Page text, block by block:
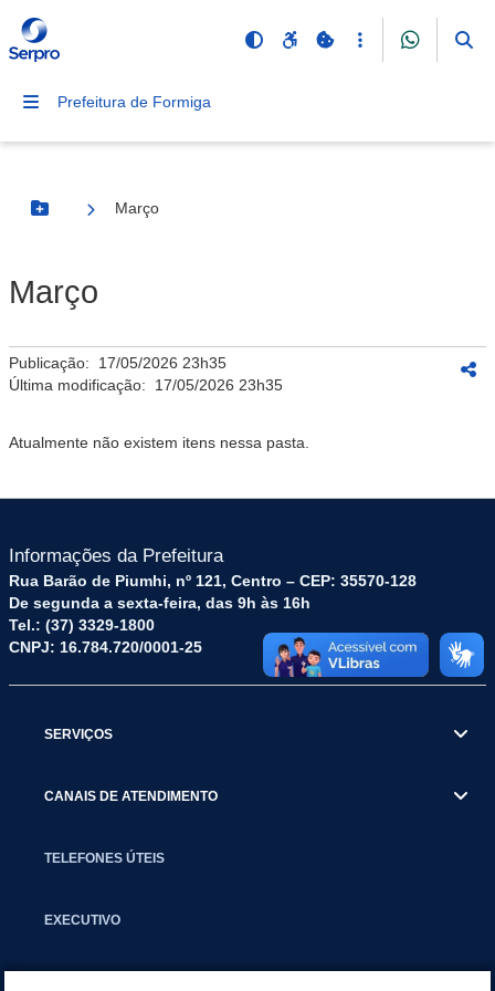
Prefeitura de Formiga
Botão Menu
Março
Março
Publicação: 17/05/2026 23h35
Última modificação: 17/05/2026 23h35
Atualmente não existem itens nessa pasta.
Informações da Prefeitura
Rua Barão de Piumhi, nº 121, Centro – CEP: 35570-128
De segunda a sexta-feira, das 9h às 16h
Tel.: (37) 3329-1800
CNPJ: 16.784.720/0001-25
SERVIÇOS
CANAIS DE ATENDIMENTO
TELEFONES ÚTEIS
EXECUTIVO